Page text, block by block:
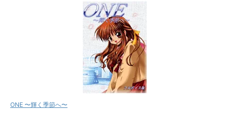
ONE 〜輝く季節へ〜